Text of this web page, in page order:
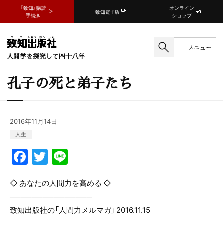
『致知』購読
手続き
致知電子版
オンライン
ショップ
人間学を探究して四十八年
メニュー
孔子の死と弟子たち
2016年11月14日
人生
F
a
c
e
b
T
w
itt
er
n
e
◇ あなたの人間力を高める ◇
───────────────
致知出版社の「人間力メルマガ」 2016.11.15